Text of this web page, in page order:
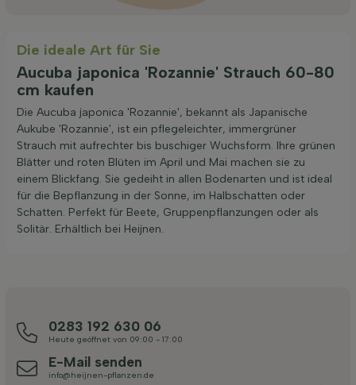
Die ideale Art für Sie
Aucuba japonica 'Rozannie' Strauch 60-80
cm kaufen
Die Aucuba japonica 'Rozannie', bekannt als Japanische
Aukube 'Rozannie', ist ein pflegeleichter, immergrüner
Strauch mit aufrechter bis buschiger Wuchsform. Ihre grünen
Blätter und roten Blüten im April und Mai machen sie zu
einem Blickfang. Sie gedeiht in allen Bodenarten und ist ideal
für die Bepflanzung in der Sonne, im Halbschatten oder
Schatten. Perfekt für Beete, Gruppenpflanzungen oder als
Solitär. Erhältlich bei Heijnen.
0283 192 630 06
Heute geöffnet von 09:00 - 17:00
E-Mail senden
info@heijnen-pflanzen.de